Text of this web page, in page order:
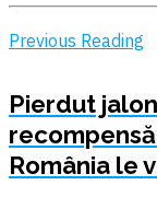
Previous Reading
Pierdut
România le